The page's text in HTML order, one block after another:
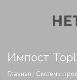
Импост
Главная Системы